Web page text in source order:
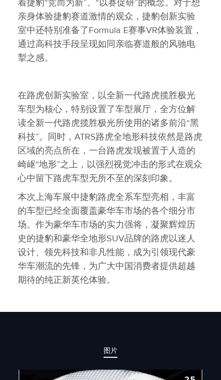
着捷豹“竞而为新”、“以赛促研”的概念。对于想
亲身体验捷豹赛道激情的观众，捷豹创新实验
室中还特别准备了Formula E赛事VR体验装置，
通过高科技手段呈现如同亲临赛道般的风驰电
掣之感。
在路虎创新实验室，以全新一代路虎揽胜极光
车型为核心，特别设置了车型展厅，全方位解
读全新一代路虎揽胜极光所使用的诸多前沿“黑
科技”。同时，ATRS路虎全地形科技依然是路虎
区域的亮点所在，一台路虎发现被置于人造的
崎岖“地形”之上，以强烈视觉冲击的形式在观众
心中留下路虎车型无所不至的深刻印象。
本次上海车展中捷豹路虎全系车型亮相，丰富
的车型已经全面覆盖豪华车市场的各个细分市
场。作为豪华车市场的实力强将，凝聚辉煌历
史的捷豹和豪华全地形SUV品牌的路虎以迷人
设计、领先科技和非凡性能，成为引领现代豪
华车潮流的先锋，为广大中国消费者提供超越
期待的纯正新英伦体验。
图片